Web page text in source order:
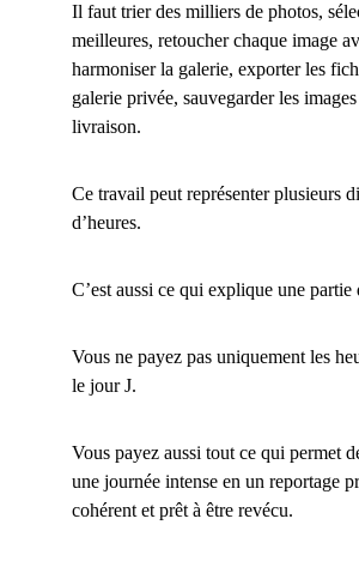
Il faut trier des milliers de photos,
meilleures, retoucher chaque image
harmoniser la galerie, exporter les
galerie privée, sauvegarder les
livraison.
Ce travail peut représenter plusieurs
d’heures.
C’est aussi ce qui explique une partie
Vous ne payez pas uniquement les
le jour J.
Vous payez aussi tout ce qui permet
une journée intense en un reportage
cohérent et prêt à être revécu.